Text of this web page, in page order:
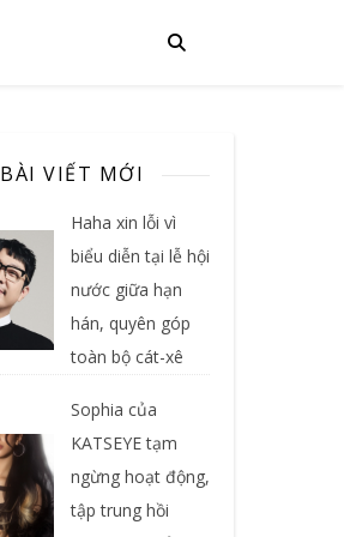
BÀI VIẾT MỚI
Haha xin lỗi vì
biểu diễn tại lễ hội
nước giữa hạn
hán, quyên góp
toàn bộ cát-xê
Sophia của
KATSEYE tạm
ngừng hoạt động,
tập trung hồi